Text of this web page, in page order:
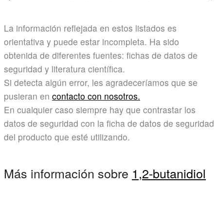
La información reflejada en estos listados es
orientativa y puede estar incompleta. Ha sido
obtenida de diferentes fuentes: fichas de datos de
seguridad y literatura científica.
Si detecta algún error, les agradeceríamos que se
pusieran en contacto con nosotros.
En cualquier caso siempre hay que contrastar los
datos de seguridad con la ficha de datos de seguridad
del producto que esté utilizando.
Más información sobre 1,2-butanidiol